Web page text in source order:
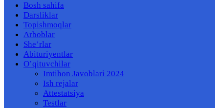
Bosh sahifa
Darsliklar
Topishmoqlar
Arboblar
She’rlar
Abituriyentlar
O’qituvchilar
Imtihon Javoblari 2024
Ish rejalar
Attestatsiya
Testlar